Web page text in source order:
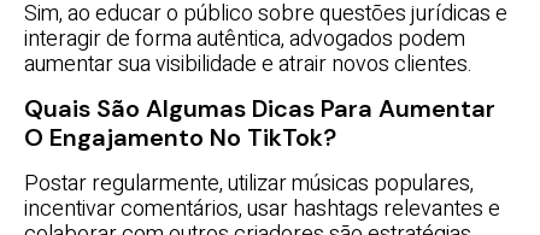
Sim, ao educar o público sobre questões jurídicas e
interagir de forma autêntica, advogados podem
aumentar sua visibilidade e atrair novos clientes.
Quais São Algumas Dicas Para Aumentar
O Engajamento No TikTok?
Postar regularmente, utilizar músicas populares,
incentivar comentários, usar hashtags relevantes e